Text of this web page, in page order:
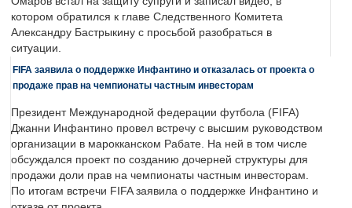
котором обратился к главе Следственного Комитета
Александру Бастрыкину с просьбой разобраться в
ситуации.
FIFA заявила о поддержке Инфантино и отказалась от проекта о
продаже прав на чемпионаты частным инвесторам
Президент Международной федерации футбола (FIFA)
Джанни Инфантино провел встречу с высшим руководством
организации в марокканском Рабате. На ней в том числе
обсуждался проект по созданию дочерней структуры для
продажи доли прав на чемпионаты частным инвесторам.
По итогам встречи FIFA заявила о поддержке Инфантино и